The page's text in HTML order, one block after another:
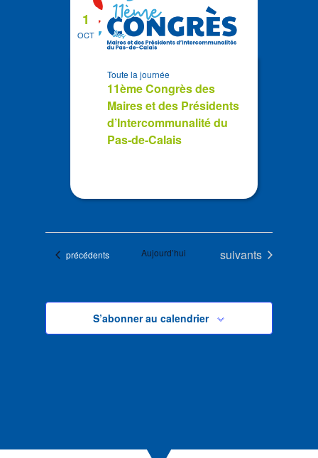
OCT
1
11ème Congrès des
Maires et des Présidents
d’Intercommunalité du
Pas-de-Calais
Toute la journée
Évènements
précédents Aujourd’hui Évènements
suivants
S’abonner au calendrier